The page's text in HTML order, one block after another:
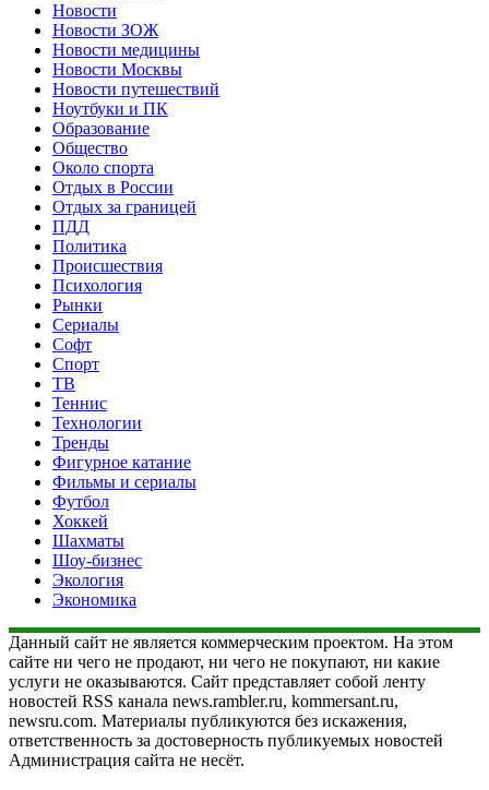
Новости
Новости ЗОЖ
Новости медицины
Новости Москвы
Новости путешествий
Ноутбуки и ПК
Образование
Общество
Около спорта
Отдых в России
Отдых за границей
ПДД
Политика
Происшествия
Психология
Рынки
Сериалы
Софт
Спорт
ТВ
Теннис
Технологии
Тренды
Фигурное катание
Фильмы и сериалы
Футбол
Хоккей
Шахматы
Шоу-бизнес
Экология
Экономика
Данный сайт не является коммерческим проектом. На этом
сайте ни чего не продают, ни чего не покупают, ни какие
услуги не оказываются. Сайт представляет собой ленту
новостей RSS канала news.rambler.ru, kommersant.ru,
newsru.com. Материалы публикуются без искажения,
ответственность за достоверность публикуемых новостей
Администрация сайта не несёт.